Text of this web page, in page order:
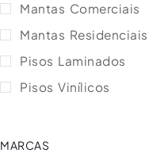
Mantas Comerciais
Mantas Residenciais
Pisos Laminados
Pisos Vinílicos
MARCAS